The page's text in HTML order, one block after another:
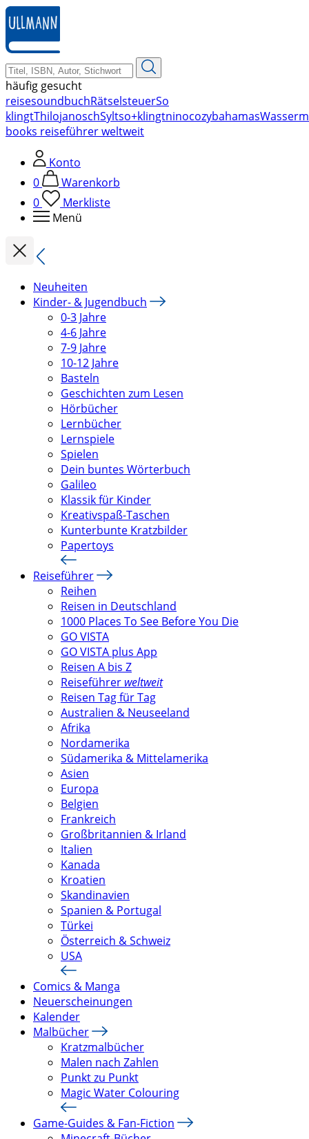
zum
Hauptinhalt
springen
häufig gesucht
reisesoundbuchRätselsteuerSo
klingtThilojanoschSyltso+klingtninocozybahamas
books reiseführer weltweit
Konto
0
Warenkorb
0
Merkliste
Menü
Neuheiten
Kinder- & Jugendbuch
0-3 Jahre
4-6 Jahre
7-9 Jahre
10-12 Jahre
Basteln
Geschichten zum Lesen
Hörbücher
Lernbücher
Lernspiele
Spielen
Dein buntes Wörterbuch
Galileo
Klassik für Kinder
Kreativspaß-Taschen
Kunterbunte Kratzbilder
Papertoys
Reiseführer
Reihen
Reisen in Deutschland
1000 Places To See Before You Die
GO VISTA
GO VISTA plus App
Reisen A bis Z
Reiseführer weltweit
Reisen Tag für Tag
Australien & Neuseeland
Afrika
Nordamerika
Südamerika & Mittelamerika
Asien
Europa
Belgien
Frankreich
Großbritannien & Irland
Italien
Kanada
Kroatien
Skandinavien
Spanien & Portugal
Türkei
Österreich & Schweiz
USA
Comics & Manga
Neuerscheinungen
Kalender
Malbücher
Kratzmalbücher
Malen nach Zahlen
Punkt zu Punkt
Magic Water Colouring
Game-Guides & Fan-Fiction